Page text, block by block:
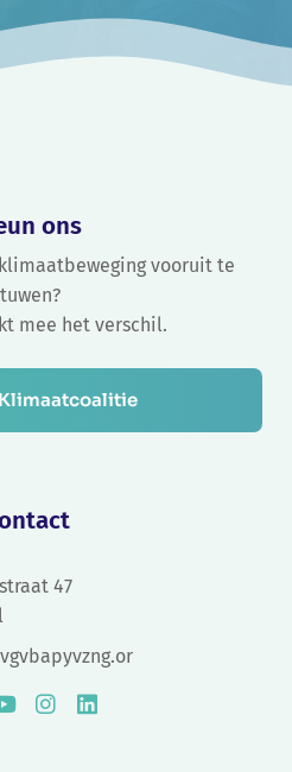
ons
vooruit te
mee het verschil.
47